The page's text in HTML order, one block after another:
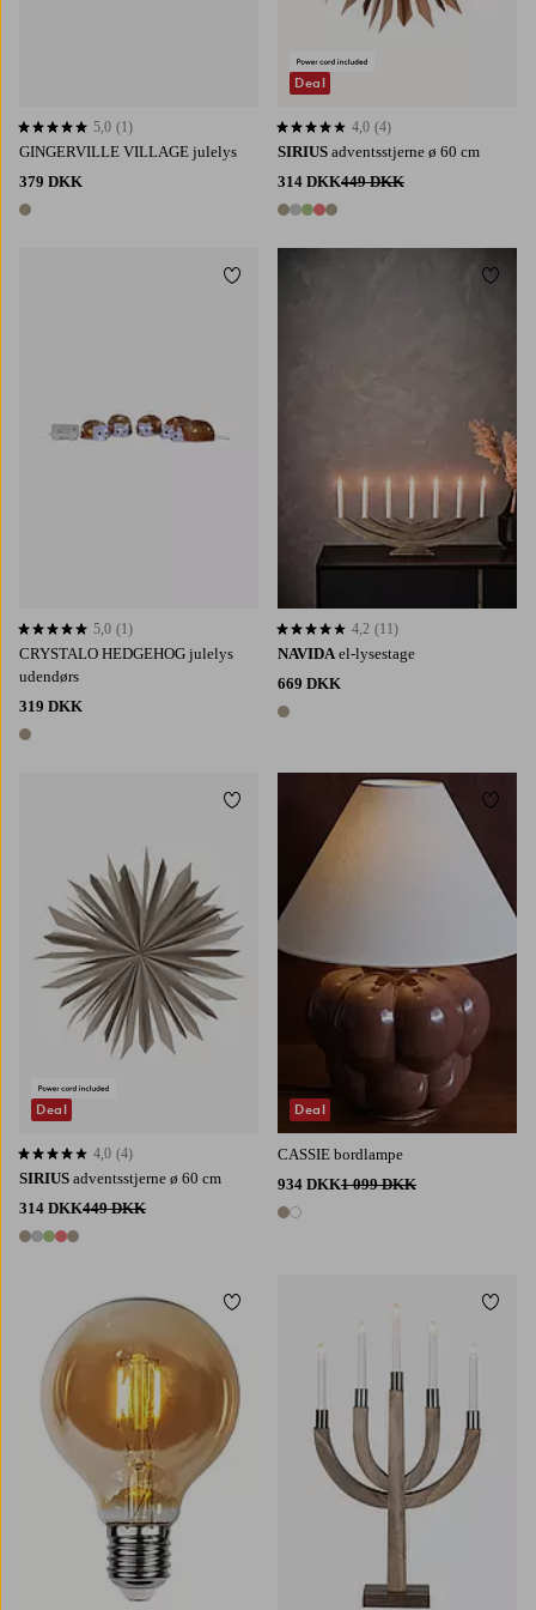
GINGERVILLE VILLAGE julelys
379 DKK
1 farve
5,0 baseret på 1 bedømmelser
5,0 (1)
SIRIUS adventsstjerne ø 60 cm
314 DKK449 DKK
5 farver
4,0 baseret på 4 bedømmelser
4,0 (4)
Deal
CRYSTALO HEDGEHOG julelys
udendørs
319 DKK
1 farve
5,0 baseret på 1 bedømmelser
5,0 (1)
Tilføj til favoritter
NAVIDA el-lysestage
669 DKK
1 farve
4,2 baseret på 11 bedømmelser
4,2 (11)
Tilføj
SIRIUS adventsstjerne ø 60 cm
314 DKK449 DKK
5 farver
4,0 baseret på 4 bedømmelser
4,0 (4)
Deal
Tilføj til favoritter
CASSIE bordlampe
934 DKK1 099 DKK
2 farver
Deal
Tilføj
Tilføj til favoritter Tilføj